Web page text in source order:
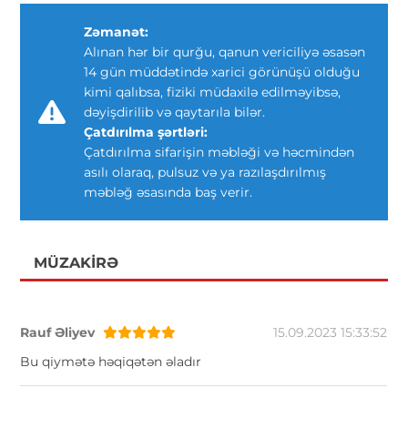
Zəmanət:
Alınan hər bir qurğu, qanun vericiliyə əsasən
14 gün müddətində xarici görünüşü olduğu
kimi qalıbsa, fiziki müdaxilə edilməyibsə,
dəyişdirilib və qaytarıla bilər.
Çatdırılma şərtləri:
Çatdırılma sifarişin məbləği və həcmindən
asılı olaraq, pulsuz və ya razılaşdırılmış
məbləğ əsasında baş verir.
MÜZAKIRƏ
Rauf Əliyev
15.09.2023 15:33:52
Bu qiymətə həqiqətən əladır